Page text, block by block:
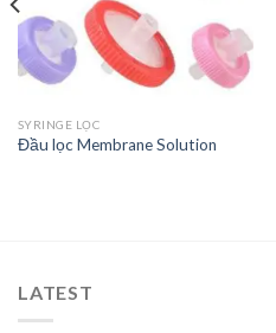
SYRINGE LỌC
Đầu lọc Membrane Solution
LATEST